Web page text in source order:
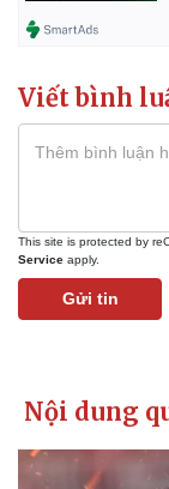
Viết bình
This site is protected by
Service apply.
Gửi tin